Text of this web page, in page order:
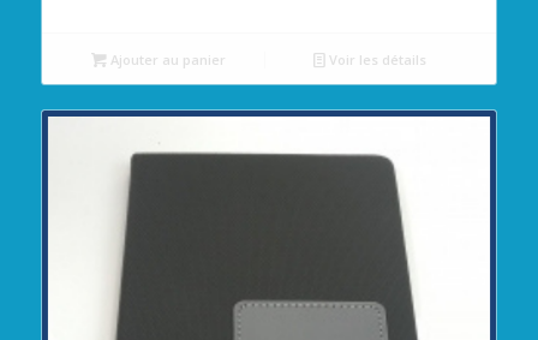
Ajouter au panier Voir les détails